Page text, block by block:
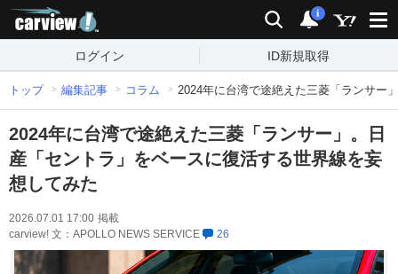
検索 通知
i
ログイン ID新規取得
トップ 編集記事 コラム 2024年に台湾で途絶えた三菱「ランサー
2024年に台湾で途絶えた三菱「ランサー」。日
産「セントラ」をベースに復活する世界線を妄
想してみた
2026.07.01 17:00 掲載
carview! 文：APOLLO NEWS SERVICE
26